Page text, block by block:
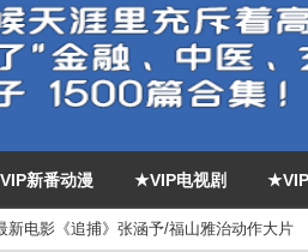
新番动漫 ★VIP电视剧
新电影《追捕》张涵予/福山雅治动作大片